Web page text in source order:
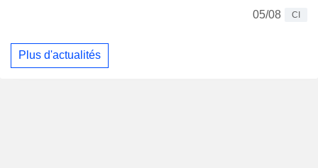
05/08
CI
Plus d'actualités